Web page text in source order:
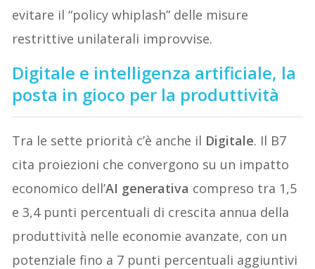
evitare il “policy whiplash” delle misure
restrittive unilaterali improvvise.
Digitale e intelligenza artificiale, la
posta in gioco per la produttività
Tra le sette priorità c’è anche il Digitale. Il B7
cita proiezioni che convergono su un impatto
economico dell’AI generativa compreso tra 1,5
e 3,4 punti percentuali di crescita annua della
produttività nelle economie avanzate, con un
potenziale fino a 7 punti percentuali aggiuntivi